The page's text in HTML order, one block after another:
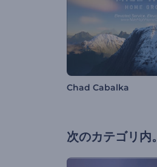
Chad Cabalka
次のカテゴリ内。